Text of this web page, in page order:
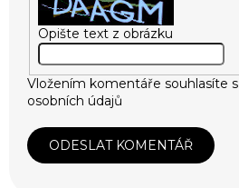
Opište text z obrázku
Vložením komentáře souhlasíte s
osobních údajů
ODESLAT KOMENTÁŘ